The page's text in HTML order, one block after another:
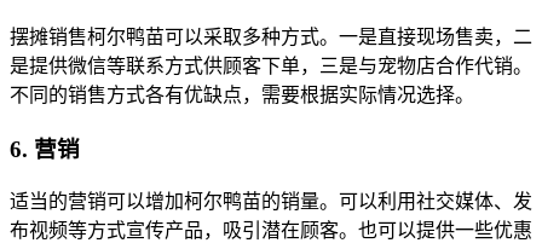
摆摊销售柯尔鸭苗可以采取多种方式。一是直接现场售卖，二
是提供微信等联系方式供顾客下单，三是与宠物店合作代销。
不同的销售方式各有优缺点，需要根据实际情况选择。
6. 营销
适当的营销可以增加柯尔鸭苗的销量。可以利用社交媒体、发
布视频等方式宣传产品，吸引潜在顾客。也可以提供一些优惠